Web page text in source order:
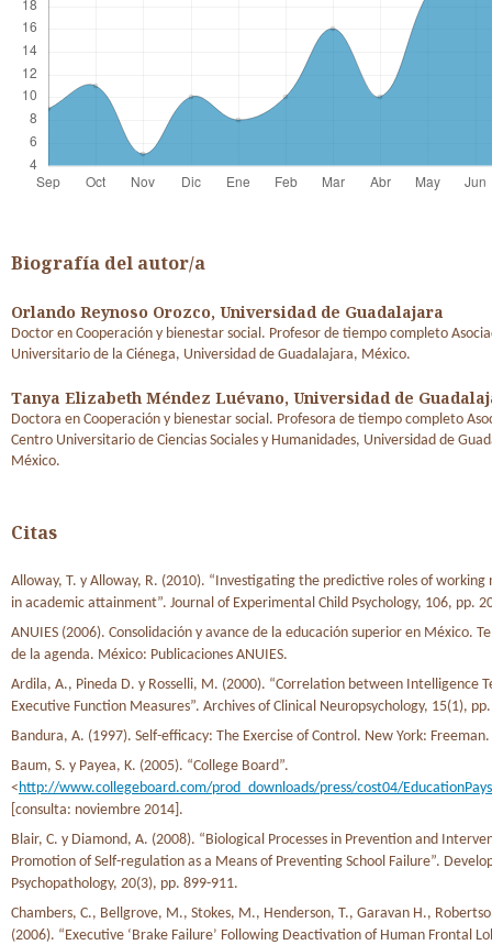
Biografía del autor/a
Orlando Reynoso Orozco, Universidad de Guadalajara
Doctor en Cooperación y bienestar social. Profesor de tiempo completo
Universitario de la Ciénega, Universidad de Guadalajara, México.
Tanya Elizabeth Méndez Luévano, Universidad de
Doctora en Cooperación y bienestar social. Profesora de tiempo completo
Centro Universitario de Ciencias Sociales y Humanidades, Universidad de
México.
Citas
Alloway, T. y Alloway, R. (2010). “Investigating the predictive roles of working
in academic attainment”. Journal of Experimental Child Psychology, 106, pp.
ANUIES (2006). Consolidación y avance de la educación superior en México.
de la agenda. México: Publicaciones ANUIES.
Ardila, A., Pineda D. y Rosselli, M. (2000). “Correlation between Intelligence
Executive Function Measures”. Archives of Clinical Neuropsychology, 15(1),
Bandura, A. (1997). Self-efficacy: The Exercise of Control. New York: Freeman.
Baum, S. y Payea, K. (2005). “College Board”.
<http://www.collegeboard.com/prod_downloads/press/cost04/
[consulta: noviembre 2014].
Blair, C. y Diamond, A. (2008). “Biological Processes in Prevention and
Promotion of Self-regulation as a Means of Preventing School Failure”.
Psychopathology, 20(3), pp. 899-911.
Chambers, C., Bellgrove, M., Stokes, M., Henderson, T., Garavan H.,
(2006). “Executive ‘Brake Failure’ Following Deactivation of Human Frontal